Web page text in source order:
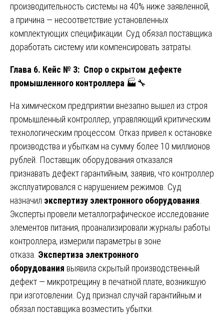
производительность системы на 40% ниже заявленной,
а причина — несоответствие установленных
комплектующих спецификации. Суд обязал поставщика
доработать систему или компенсировать затраты.
Глава 6. Кейс № 3: Спор о скрытом дефекте
промышленного контроллера 🏭🔧
На химическом предприятии внезапно вышел из строя
промышленный контроллер, управляющий критическим
технологическим процессом. Отказ привел к остановке
производства и убыткам на сумму более 10 миллионов
рублей. Поставщик оборудования отказался
признавать дефект гарантийным, заявив, что контроллер
эксплуатировался с нарушением режимов. Суд
назначил экспертизу электронного оборудования
Эксперты провели металлографическое исследование
элементов питания, проанализировали журналы работы
контроллера, измерили параметры в зоне
отказа. Экспертиза электронного
оборудования выявила скрытый производственный
дефект — микротрещину в печатной плате, возникшую
при изготовлении. Суд признал случай гарантийным и
обязал поставщика возместить убытки.